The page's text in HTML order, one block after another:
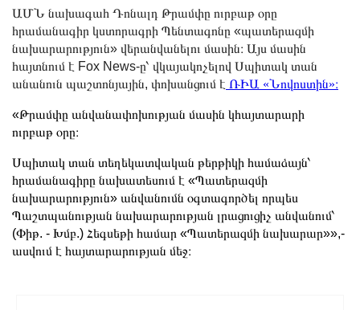
ԱՄՆ նախագահ Դոնալդ Թրամփը ուրբաթ օրը
հրամանագիր կստորագրի Պենտագոնը «պատերազմի
նախարարություն» վերանվանելու մասին։ Այս մասին
հայտնում է Fox News-ը՝ վկայակոչելով Սպիտակ տան
անանուն պաշտոնյային, փոխանցում է ՌԻԱ «Նովոստին»։
«Թրամփը անվանափոխության մասին կհայտարարի
ուրբաթ օրը։
Սպիտակ տան տեղեկատվական թերթիկի համաձայն՝
հրամանագիրը նախատեսում է «Պատերազմի
նախարարություն» անվանումն օգտագործել որպես
Պաշտպանության նախարարության լրացուցիչ անվանում՝
(Փիթ. - Խմբ.) Հեգսեթի համար «Պատերազմի նախարար»»,-
ասվում է հայտարարության մեջ։